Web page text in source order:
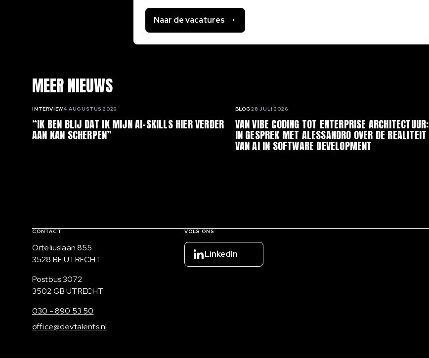
Naar de vacatures
MEER NIEUWS
“IK BEN BLIJ DAT IK MIJN AI-SKILLS HIER VERDER
AAN KAN SCHERPEN”
INTERVIEW4 AUGUSTUS 2026
VAN VIBE CODING TOT ENTERPRISE ARCHITECTUUR:
IN GESPREK MET ALESSANDRO OVER DE REALITEIT
VAN AI IN SOFTWARE DEVELOPMENT
BLOG28 JULI 2026
Contact, verdere links en colofon
CONTACT
Bezoekadres
Orteliuslaan 855
3528 BE UTRECHT
Postadres
Postbus 3072
3502 GB UTRECHT
030 - 890 53 50
office@devtalents.nl
VOLG ONS
LinkedIn